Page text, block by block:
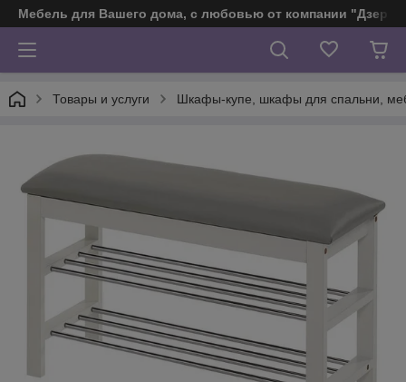
Мебель для Вашего дома, с любовью от компании
Товары и услуги Шкафы-купе, шкафы для спальни,